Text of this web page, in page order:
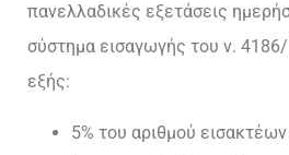
πανελλαδικές εξετάσεις
σύστημα εισαγωγής του ν.
εξής:
5% του αριθμού